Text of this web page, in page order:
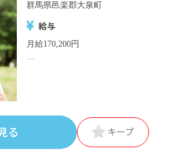
群馬県邑楽郡大泉町
給与
月給170,200円
・定期的に支給される手当
交通費全額支給
る キープ